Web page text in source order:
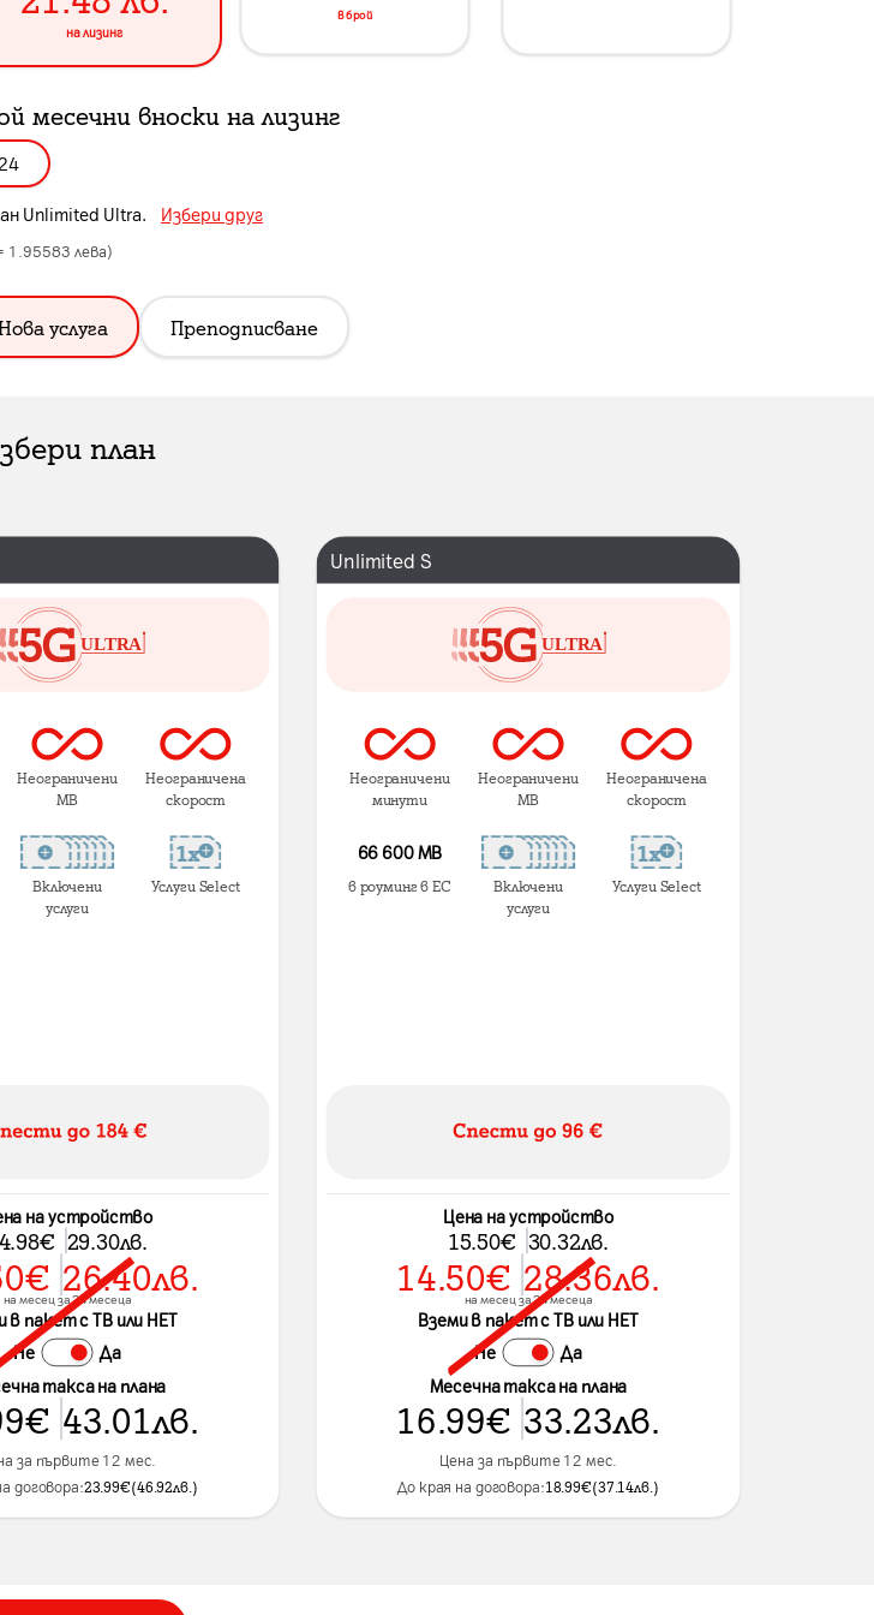
на лизинг
в брой
месечни вноски на лизинг
Unlimited Ultra. Избери друг
1.95583 лева)
услуга Преподписване
план
Неограничени
MB
Неограничена
скорост
Включени
услуги
Услуги Select
на устройство
€ 29.30лв.
€ 26.40лв.
на месец за 24 месеца
в пакет с ТВ или НЕТ
Не
Да
такса на плана
€ 43.01лв.
за първите 12 мес.
договора:23.99€(46.92лв. )
Unlimited S
Неограничени
минути
Неограничени
MB
Неограничена
скорост
66 600 MB
в роуминг в ЕС Включени
услуги
Услуги Select
Цена на устройство
15.50€ 30.32лв.
14.50€ 28.36лв.
на месец за 24 месеца
Вземи в пакет с ТВ или НЕТ
Не
Да
Месечна такса на плана
16.99€ 33.23лв.
Цена за първите 12 мес.
До края на договора:18.99€(37.14лв. )